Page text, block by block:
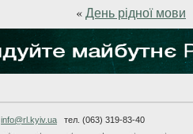
«День рідної мови
info@rl.kyiv.ua тел. (063) 319-83-40